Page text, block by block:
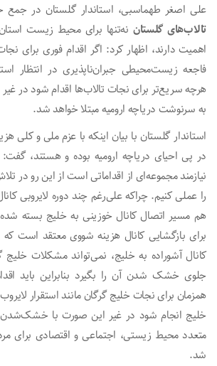
علی اصغر طهماسبی، استاندار گلستان در جمع
تالاب‌های گلستان نه‌تنها برای محیط زیست
اهمیت دارند، اظهار کرد: اگر اقدام فوری برای
فاجعه زیست‌محیطی جبران‌ناپذیری در انتظار
هرچه سریع‌تر برای نجات تالاب‌ها اقدام شود در
به سرنوشت دریاچه ارومیه مبتلا خواهد شد.
استاندار گلستان با بیان اینکه با عزم ملی و کلی
در پی احیای دریاچه ارومیه بوده و هستند، گفت:
نیازمند مجموعه‌ای از اقداماتی است از این رو در
را عملی کنیم. چراکه علی‌رغم چند دوره لایروبی
هم مسیر اتصال کانال خوزینی به خلیج بسته شده
برای بازگشایی کانال هزینه شووی معتقد است
کانال آشوراده به خلیج، نمی‌تواند مشکلات خلیج
جلوی خشک شدن آن را بگیرد بنابراین باید
همزمان برای نجات خلیج گرگان مانند استقرار
خلیج انجام شود در غیر این صورت با
متعدد محیط زیستی، اجتماعی و اقتصادی برای
شد.